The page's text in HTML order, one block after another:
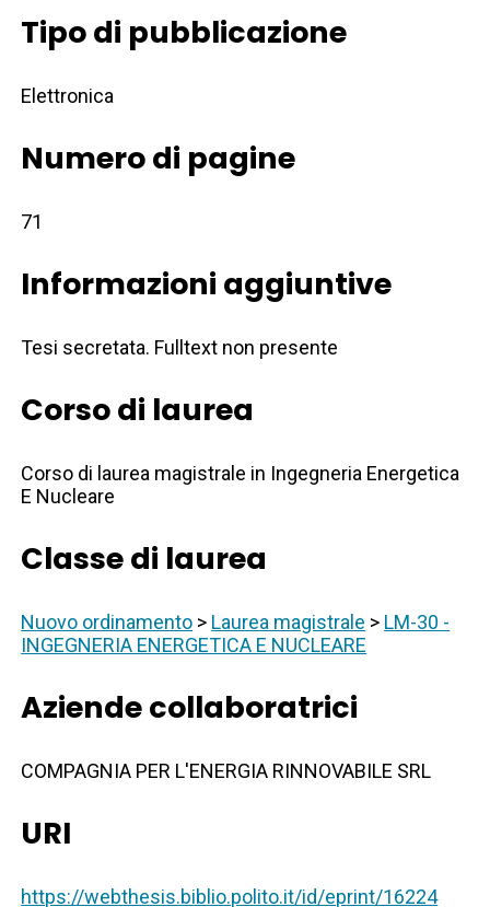
Tipo di pubblicazione
Elettronica
Numero di pagine
71
Informazioni aggiuntive
Tesi secretata. Fulltext non presente
Corso di laurea
Corso di laurea magistrale in Ingegneria Energetica
E Nucleare
Classe di laurea
Nuovo ordinamento > Laurea magistrale > LM-30 -
INGEGNERIA ENERGETICA E NUCLEARE
Aziende collaboratrici
COMPAGNIA PER L'ENERGIA RINNOVABILE SRL
URI
https://webthesis.biblio.polito.it/id/eprint/16224